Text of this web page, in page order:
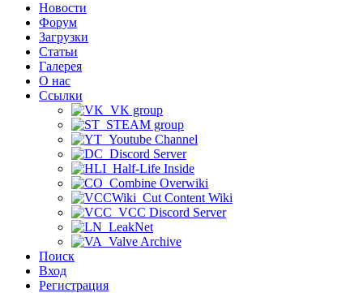
Новости
Форум
Загрузки
Статьи
Галерея
О нас
Ссылки
VK group
STEAM group
Youtube Channel
Discord Server
Half-Life Inside
Combine Overwiki
Cut Content Wiki
VCC Discord Server
LeakNet
Valve Archive
Поиск
Вход
Регистрация